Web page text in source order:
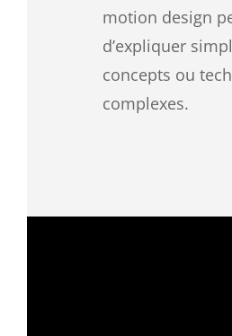
motion design
d’expliquer
concepts ou
complexes.